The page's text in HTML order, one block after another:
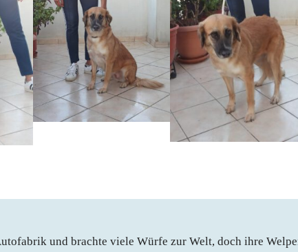
und brachte viele Würfe zur Welt, doch ihre